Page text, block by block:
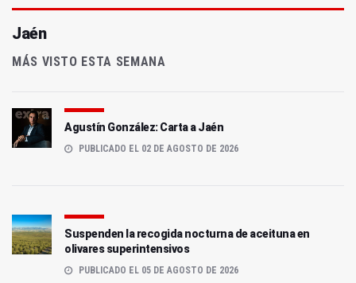
Jaén
MÁS VISTO ESTA SEMANA
Agustín González: Carta a Jaén
PUBLICADO EL 02 DE AGOSTO DE 2026
Suspenden la recogida nocturna de aceituna en
olivares superintensivos
PUBLICADO EL 05 DE AGOSTO DE 2026